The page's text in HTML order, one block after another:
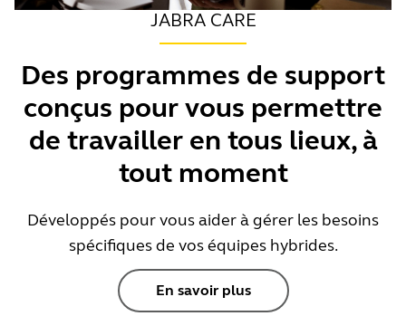
JABRA CARE
Des programmes de support
conçus pour vous permettre
de travailler en tous lieux, à
tout moment
Développés pour vous aider à gérer les besoins
spécifiques de vos équipes hybrides.
En savoir plus